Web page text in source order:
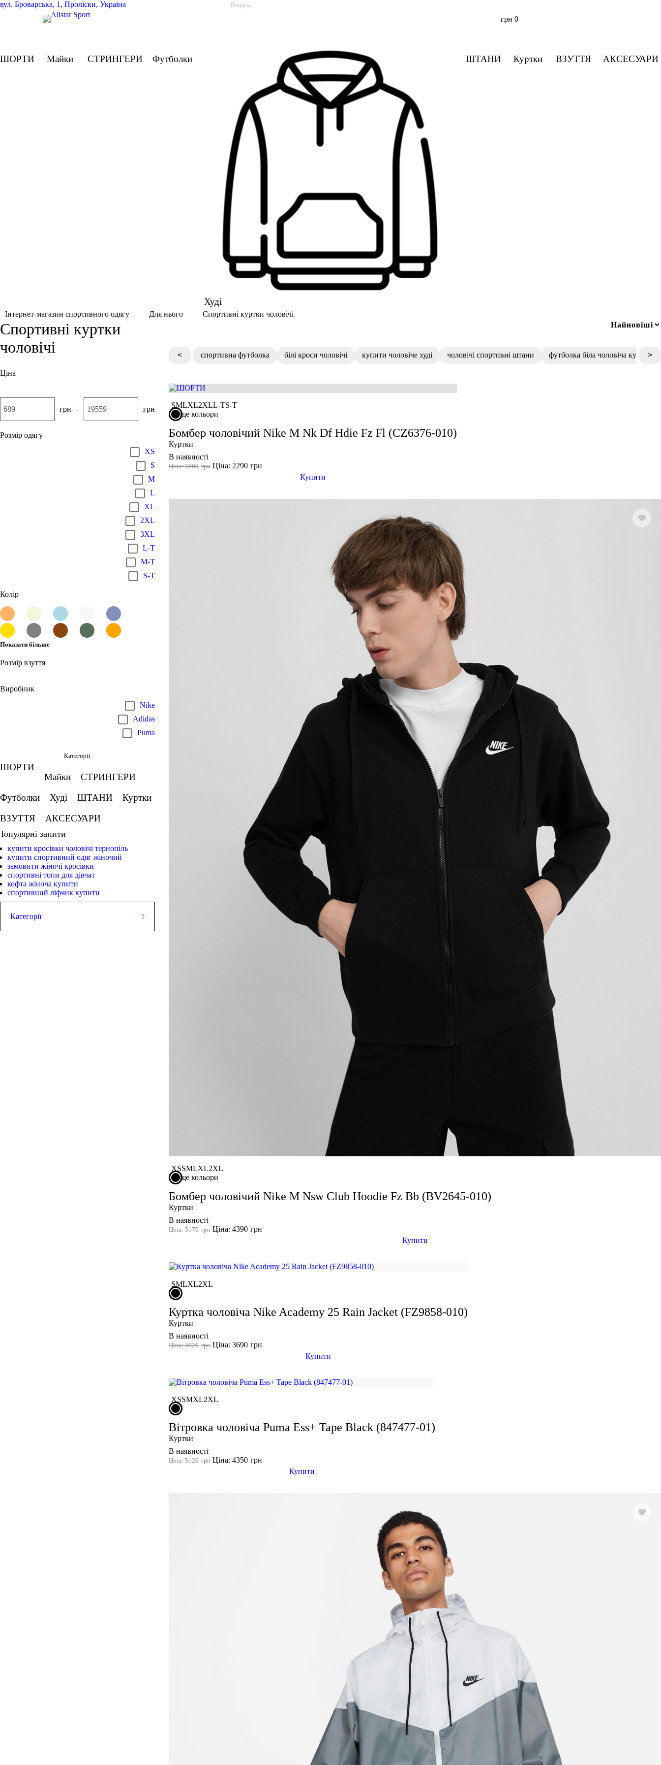
вул. Броварська, 1, Проліски, Україна
грн 0
ШОРТИ Майки СТРИНГЕРИ Футболки
Худі
ШТАНИ Куртки ВЗУТТЯ АКСЕСУАРИ
Інтернет-магазин спортивного одягу Для нього Спортивні куртки чоловічі
Спортивні куртки
чоловічі
Ціна
грн - грн
Розмір одягу
XS
S
M
L
XL
2XL
3XL
L-T
M-T
S-T
Колір
Показати більше
Розмір взуття
Виробник
Nike
Adidas
Puma
Категорії
ШОРТИ
Майки
СТРИНГЕРИ
Футболки
Худі ШТАНИ
Куртки
ВЗУТТЯ
АКСЕСУАРИ
запити
купити кросівки чоловічі тернопіль
купити спортивний одяг жіночий
замовити жіночі кросівки
спортивні топи для дівчат
кофта жіноча купити
спортивний ліфчик купити
Категорії
< спортивна футболка білі кроси чоловічі купити чоловіче худі чоловічі спортивні штани футболка біла чоловіча купити
>
SMLXL2XLL-TS-T
ще кольори
Бомбер чоловічий Nike M Nk Df Hdie Fz Fl (CZ6376-010)
Куртки
В наявності
грн
Ціна: 2700 грн
Ціна: 2290
Купити
XSSMLXL2XL
ще кольори
Бомбер чоловічий Nike M Nsw Club Hoodie Fz Bb (BV2645-010)
Куртки
В наявності
грн
Ціна: 5170 грн
Ціна: 4390
Купити
SMLXL2XL
Куртка чоловіча Nike Academy 25 Rain Jacket (FZ9858-010)
Куртки
В наявності
грн
Ціна: 4920 грн
Ціна: 3690
Купити
XSSMXL2XL
Вітровка чоловіча Puma Ess+ Tape Black (847477-01)
Куртки
В наявності
грн
Ціна: 5120 грн
Ціна: 4350
Купити